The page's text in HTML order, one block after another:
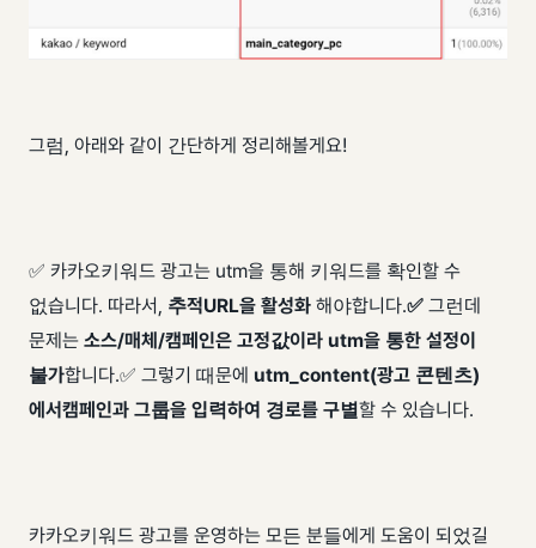
그럼, 아래와 같이 간단하게 정리해볼게요!
✅ 카카오키워드 광고는 utm을 통해 키워드를 확인할 수
없습니다. 따라서, 추적URL을 활성화 해야합니다. ​✅ 그런데
문제는 소스/매체/캠페인은 고정값이라 utm을 통한 설정이
불가합니다. ​ ✅ 그렇기 때문에 utm_content(광고 콘텐츠)
에서​캠페인과 그룹을 입력하여 경로를 구별할 수 있습니다.
카카오키워드 광고를 운영하는 모든 분들에게 도움이 되었길